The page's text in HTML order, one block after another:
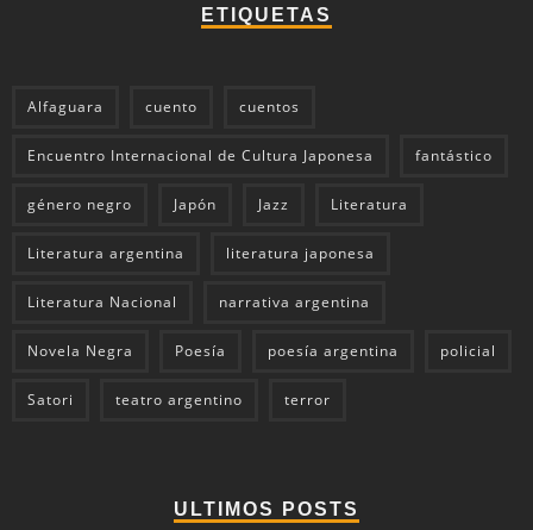
ETIQUETAS
Alfaguara cuento cuentos
Encuentro Internacional de Cultura Japonesa fantástico
género negro Japón Jazz Literatura
Literatura argentina literatura japonesa
Literatura Nacional narrativa argentina
Novela Negra Poesía poesía argentina policial
Satori teatro argentino terror
ULTIMOS POSTS